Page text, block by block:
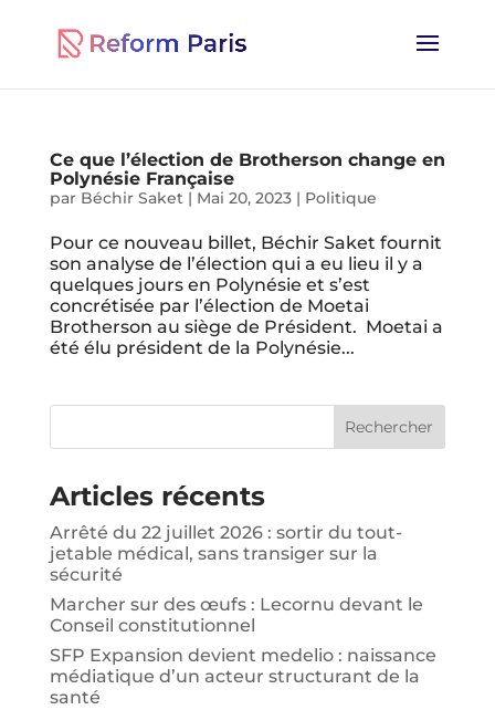
Ce que l’élection de Brotherson change en
Polynésie Française
par Béchir Saket| Mai 20, 2023| Politique
Pour ce nouveau billet, Béchir Saket fournit
son analyse de l’élection qui a eu lieu il y a
quelques jours en Polynésie et s’est
concrétisée par l’élection de Moetai
Brotherson au siège de Président. Moetai a
été élu président de la Polynésie...
Articles récents
Arrêté du 22 juillet 2026 : sortir du tout-
jetable médical, sans transiger sur la
sécurité
Marcher sur des œufs : Lecornu devant le
Conseil constitutionnel
SFP Expansion devient medelio : naissance
médiatique d’un acteur structurant de la
santé